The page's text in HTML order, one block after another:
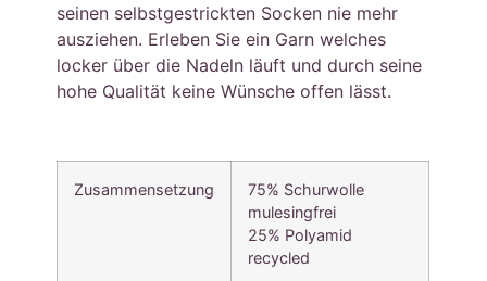
seinen selbstgestrickten Socken nie mehr
ausziehen. Erleben Sie ein Garn welches
locker über die Nadeln läuft und durch seine
hohe Qualität keine Wünsche offen lässt.
Zusammensetzung
75% Schurwolle
mulesingfrei
25% Polyamid
recycled